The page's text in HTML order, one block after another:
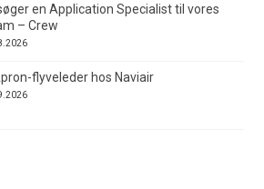
en Application Specialist til vores
– Crew
flyveleder hos Naviair